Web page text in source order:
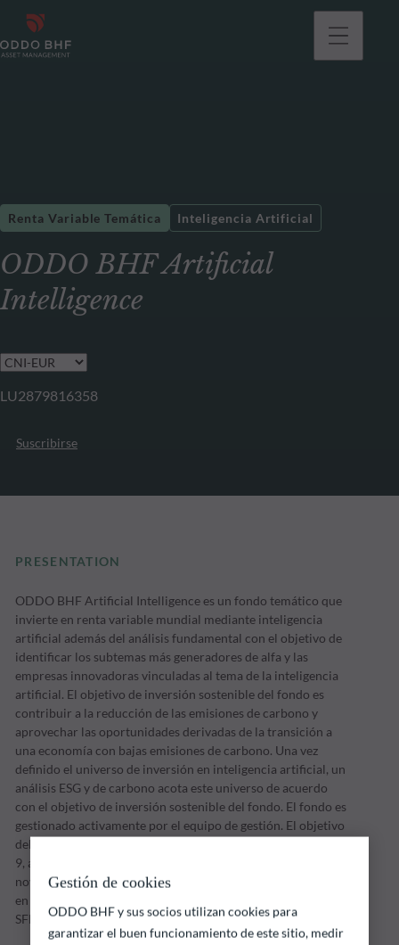
ODDO BHF Artificial
Intelligence
Renta Variable Temática Inteligencia Artificial
LU2879816358
Suscribirse
PRESENTATION
ODDO BHF Artificial Intelligence es un fondo temático que
invierte en renta variable mundial mediante inteligencia
artificial además del análisis fundamental con el objetivo de
identificar los subtemas más generadores de alfa y las
empresas innovadoras vinculadas al tema de la inteligencia
artificial. El objetivo de inversión sostenible del fondo es
contribuir a la reducción de las emisiones de carbono y
aprovechar las oportunidades derivadas de la transición a
una economía con bajas emisiones de carbono. Una vez
definido el universo de inversión en inteligencia artificial, un
análisis ESG y de carbono acota este universo de acuerdo
con el objetivo de inversión sostenible del fondo. El fondo es
gestionado activamente por el equipo de gestión. El objetivo
del fondo es la inversión sostenible en el sentido del artículo
9, apartado 1, del Reglamento (UE) 2019/2088, de 27 de
noviembre de 2019, relativo a los informes de sostenibilidad
en el sector de los servicios financieros (el "Reglamento
SFDR").
Gestión de cookies
ODDO BHF y sus socios utilizan cookies para
garantizar el buen funcionamiento de este sitio, medir